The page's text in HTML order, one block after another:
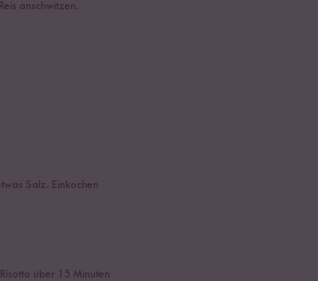
anschwitzen.
Salz. Einkochen
über 15 Minuten